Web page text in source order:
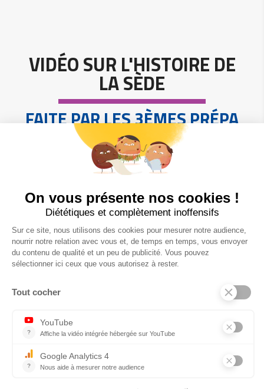
VIDÉO SUR L'HISTOIRE DE
LA SÈDE
FAITE PAR LES 3ÈMES PRÉPA
MÉTIERS